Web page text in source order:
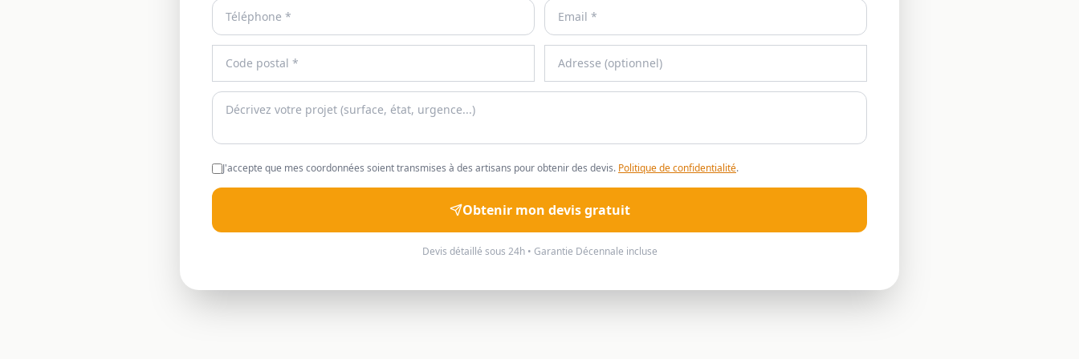
J'accepte que mes coordonnées soient transmises à des artisans pour obtenir des devis. Politique de confidentialité.
Obtenir mon devis gratuit
Devis détaillé sous 24h • Garantie Décennale incluse